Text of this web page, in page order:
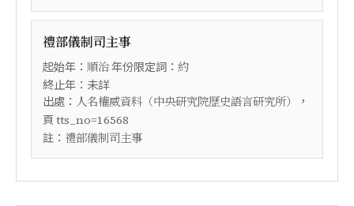
禮部儀制司主事
起始年： 順治年份限定詞： 約
終止年：未詳
出處： 人名權威資料（中央研究院歷史語言研究所）
，
頁 tts_no=16568
註： 禮部儀制司主事